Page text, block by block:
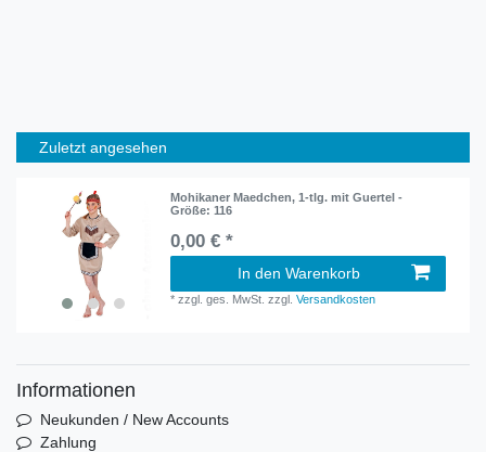
Zuletzt angesehen
Mohikaner Maedchen, 1-tlg. mit Guertel -
Größe: 116
0,00 € *
In den Warenkorb
*zzgl. ges. MwSt. zzgl.Versandkosten
Informationen
Neukunden / New Accounts
Zahlung